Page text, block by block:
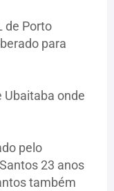
de Porto
para
Ubaitaba onde
pelo
23 anos
também